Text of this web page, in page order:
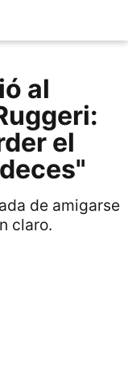
al
el
de amigarse
claro.